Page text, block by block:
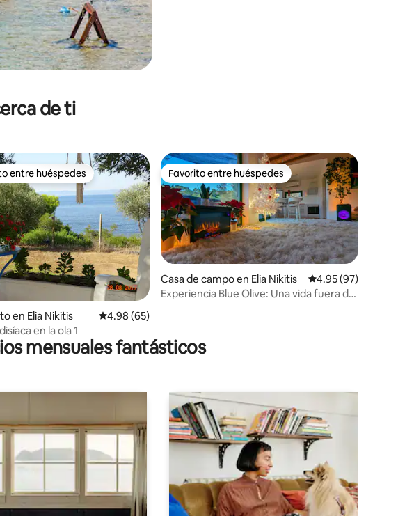
de ti
de 5, 8 reseñas
huéspedes preferido
entre huéspedes
en Elia Nikitis Calificación promedio: 4.98 de 5, 65 reseñas
4.98 (65)
en la ola 1
Favorito entre huéspedes
Favorito entre huéspedes
Casa de campo en Elia Nikitis Calificación
4.95 (97)
Experiencia Blue Olive: Una vida fuera de
mensuales fantásticos